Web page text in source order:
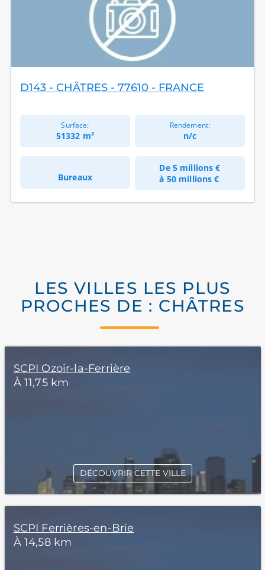
D143 - CHÂTRES - 77610 - FRANCE
Surface:
51332 m²
Rendement:
n/c
Bureaux
De 5 millions €
à 50 millions €
LES VILLES LES PLUS
PROCHES DE : CHÂTRES
SCPI Ozoir-la-Ferrière
À 11,75 km
DÉCOUVRIR CETTE VILLE
SCPI Ferrières-en-Brie
À 14,58 km